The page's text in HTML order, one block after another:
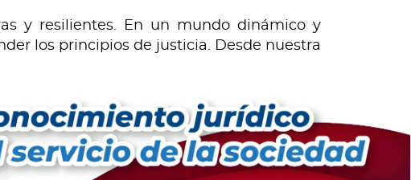
y resilientes. En un mundo dinámico y
los principios de justicia. Desde nuestra